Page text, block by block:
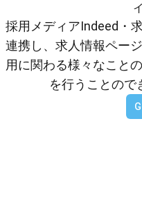
採用メディアIndeed・
連携し、求人情報ペー
用に関わる様々なこと
を行うことので